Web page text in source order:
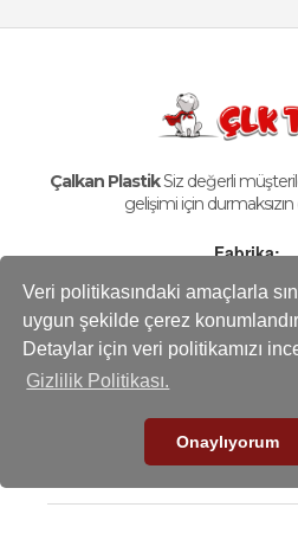
Veri politikasındaki amaçlarla
uygun şekilde çerez
Detaylar için veri politikamızı
Gizlilik Politikası.
Onaylıyorum
Çalkan PlastikSiz değerli
gelişimi için durmaksızın
Fabrika:
Karaağaç Mah. Hadımköy
Büyükçekmece -
Telefon
+90-212 858 25 50 (pbx)
E-mail
info@calkanplastik.com